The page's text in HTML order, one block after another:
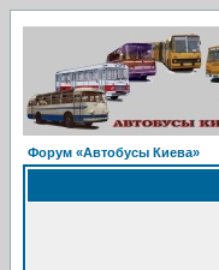
Форум «Автобусы Киева»